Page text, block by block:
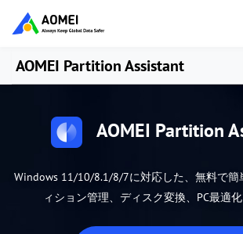
AOMEI Partition Assistant
AOMEI Partition
Windows 11/10/8.1/8/7に対応した、無料で簡
ィション管理、ディスク変換、PC最適化